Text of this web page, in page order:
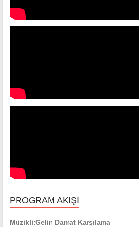
PROGRAM AKIŞI
Müzikli:Gelin Damat Karşılama